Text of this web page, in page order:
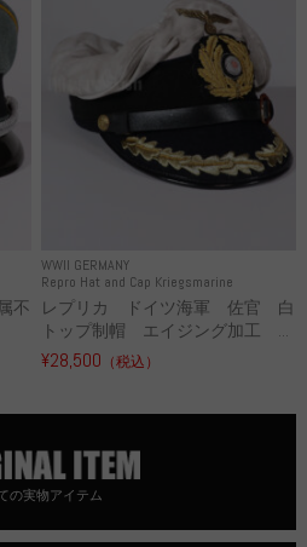
不
WWII GERMANY
Repro Hat and Cap Kriegsmarine
レプリカ ドイツ海軍 佐官 白
トップ制帽 エイジング加工 ...
¥28,500 （税込）
の実物アイテム